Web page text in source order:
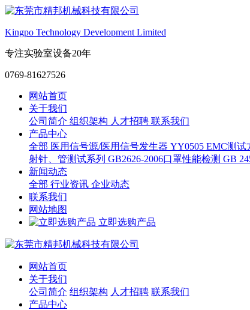
Kingpo Technology Development Limited
专注实验室设备20年
0769-81627526
网站首页
关于我们
公司简介 组织架构 人才招聘 联系我们
产品中心
全部 医用信号源/医用信号发生器 YY0505 EMC测试
射针、管测试系列 GB2626-2006口罩性能检测 GB
新闻动态
全部 行业资讯 企业动态
联系我们
网站地图
立即选购产品
网站首页
关于我们
公司简介 组织架构 人才招聘 联系我们
产品中心